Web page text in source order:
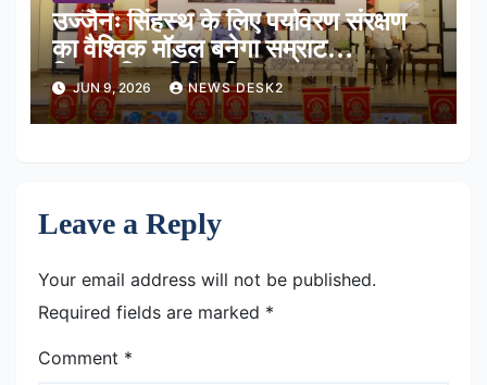
उज्जैनः सिंहस्थ के लिए पर्यावरण संरक्षण
का वैश्विक मॉडल बनेगा सम्राट
विक्रमादित्य विवि परिसर
JUN 9, 2026 NEWS DESK2
Leave a Reply
Your email address will not be published.
Required fields are marked *
Comment *